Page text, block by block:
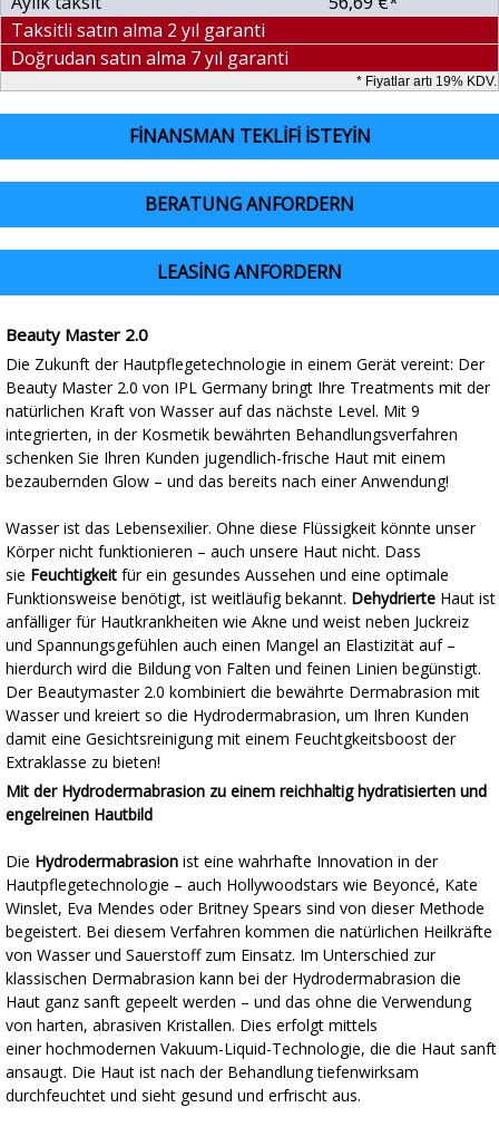
Taksitli satın alma 2 yıl garanti
Doğrudan satın alma 7 yıl garanti
* Fiyatlar artı 19% KDV.
FINANSMAN TEKLIFI ISTEYIN
BERATUNG ANFORDERN
LEASING ANFORDERN
Beauty Master 2.0
Die Zukunft der Hautpflegetechnologie in einem Gerät vereint: Der
Beauty Master 2.0 von IPL Germany bringt Ihre Treatments mit der
natürlichen Kraft von Wasser auf das nächste Level. Mit 9
integrierten, in der Kosmetik bewährten Behandlungsverfahren
schenken Sie Ihren Kunden jugendlich-frische Haut mit einem
bezaubernden Glow – und das bereits nach einer Anwendung!
Wasser ist das Lebensexilier. Ohne diese Flüssigkeit könnte unser
Körper nicht funktionieren – auch unsere Haut nicht. Dass
sie Feuchtigkeit für ein gesundes Aussehen und eine optimale
Funktionsweise benötigt, ist weitläufig bekannt. Dehydrierte Haut ist
anfälliger für Hautkrankheiten wie Akne und weist neben Juckreiz
und Spannungsgefühlen auch einen Mangel an Elastizität auf –
hierdurch wird die Bildung von Falten und feinen Linien begünstigt.
Der Beautymaster 2.0 kombiniert die bewährte Dermabrasion mit
Wasser und kreiert so die Hydrodermabrasion, um Ihren Kunden
damit eine Gesichtsreinigung mit einem Feuchtgkeitsboost der
Extraklasse zu bieten!
Mit der Hydrodermabrasion zu einem reichhaltig hydratisierten und
engelreinen Hautbild
Die Hydrodermabrasion ist eine wahrhafte Innovation in der
Hautpflegetechnologie – auch Hollywoodstars wie Beyoncé, Kate
Winslet, Eva Mendes oder Britney Spears sind von dieser Methode
begeistert. Bei diesem Verfahren kommen die natürlichen Heilkräfte
von Wasser und Sauerstoff zum Einsatz. Im Unterschied zur
klassischen Dermabrasion kann bei der Hydrodermabrasion die
Haut ganz sanft gepeelt werden – und das ohne die Verwendung
von harten, abrasiven Kristallen. Dies erfolgt mittels
einer hochmodernen Vakuum-Liquid-Technologie, die die Haut sanft
ansaugt. Die Haut ist nach der Behandlung tiefenwirksam
durchfeuchtet und sieht gesund und erfrischt aus.